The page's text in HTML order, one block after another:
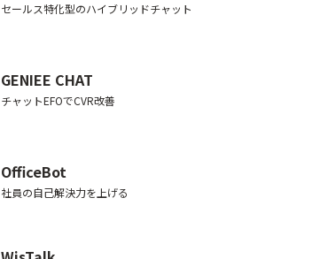
セールス特化型のハイブリッドチャット
GENIEE CHAT
チャットEFOでCVR改善
OfficeBot
社員の自己解決力を上げる